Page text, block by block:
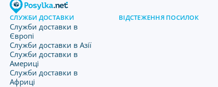
СЛУЖБИ ДОСТАВКИ
Служби доставки в
Європі
Служби доставки в Азії
Служби доставки в
Америці
Служби доставки в
Африці
ВІДСТЕЖЕННЯ ПОСИЛОК